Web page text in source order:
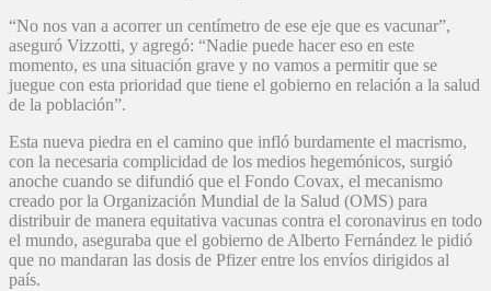
“No nos van a acorrer un centímetro de ese eje que es vacunar”,
aseguró Vizzotti, y agregó: “Nadie puede hacer eso en este
momento, es una situación grave y no vamos a permitir que se
juegue con esta prioridad que tiene el gobierno en relación a la salud
de la población”.
Esta nueva piedra en el camino que infló burdamente el macrismo,
con la necesaria complicidad de los medios hegemónicos, surgió
anoche cuando se difundió que el Fondo Covax, el mecanismo
creado por la Organización Mundial de la Salud (OMS) para
distribuir de manera equitativa vacunas contra el coronavirus en todo
el mundo, aseguraba que el gobierno de Alberto Fernández le pidió
que no mandaran las dosis de Pfizer entre los envíos dirigidos al
país.